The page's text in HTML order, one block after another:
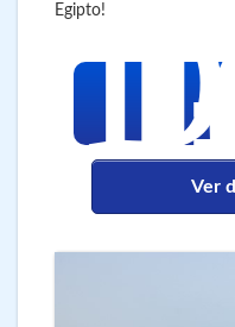
Egipto!
Ver